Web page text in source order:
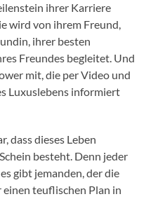
ihrer Karriere
wird von ihrem Freund,
ihrer besten
Freundes begleitet. Und
mit, die per Video und
Luxuslebens informiert
dass dieses Leben
besteht. Denn jeder
gibt jemanden, der die
teuflischen Plan in